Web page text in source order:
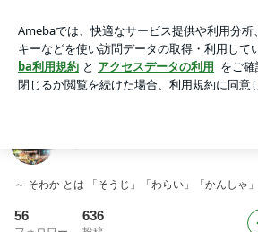
アプリをダウンロードして ブログの更新通知
ょう。
～ そわか とは 「そうじ」「わらい」「かんしゃ
56 636